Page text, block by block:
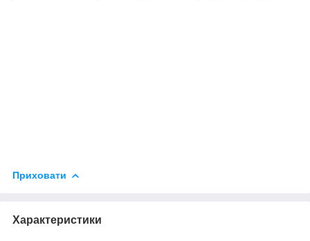
Приховати
Характеристики